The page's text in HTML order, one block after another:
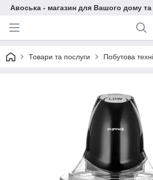
Авоська - магазин для Вашого дому
Товари та послуги Побутова